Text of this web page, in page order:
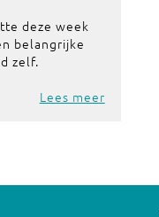
deze week
belangrijke
zelf.
Lees meer